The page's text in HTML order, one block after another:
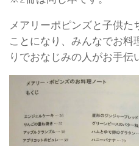
メアリーポピンズと子供た
ことになり、みんなでお料
りでおなじみの人がお手伝